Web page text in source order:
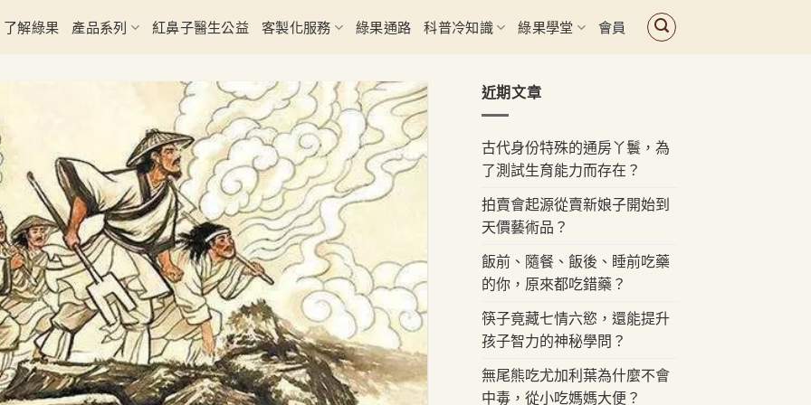
了解綠果 產品系列 紅鼻子醫生公益 客製化服務 綠果通路 科普冷知識 綠果學堂 會員
近期文章
古代身份特殊的通房丫鬟，為
了測試生育能力而存在？
拍賣會起源從賣新娘子開始到
天價藝術品？
飯前、隨餐、飯後、睡前吃藥
的你，原來都吃錯藥？
筷子竟藏七情六慾，還能提升
孩子智力的神秘學問？
無尾熊吃尤加利葉為什麼不會
中毒，從小吃媽媽大便？